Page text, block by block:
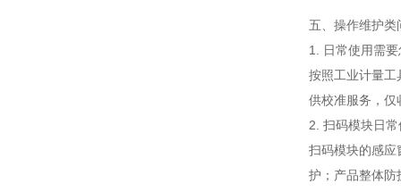
五、操作维护类
1. 日常使用需
按照工业计量工
供校准服务，仅
2. 扫码模块日
扫码模块的感应
护；产品整体防